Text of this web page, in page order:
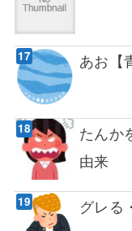
あお【
たんか
由来
グレる